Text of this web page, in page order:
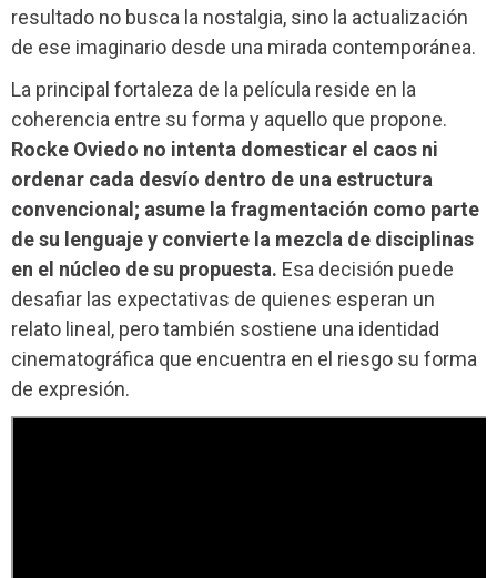
resultado no busca la nostalgia, sino la actualización
de ese imaginario desde una mirada contemporánea.
La principal fortaleza de la película reside en la
coherencia entre su forma y aquello que propone.
Rocke Oviedo no intenta domesticar el caos ni
ordenar cada desvío dentro de una estructura
convencional; asume la fragmentación como parte
de su lenguaje y convierte la mezcla de disciplinas
en el núcleo de su propuesta. Esa decisión puede
desafiar las expectativas de quienes esperan un
relato lineal, pero también sostiene una identidad
cinematográfica que encuentra en el riesgo su forma
de expresión.